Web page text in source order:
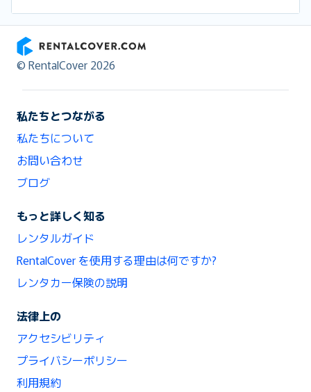
RentalCover
© RentalCover 2026
私たちとつながる
私たちについて
お問い合わせ
ブログ
もっと詳しく知る
レンタルガイド
RentalCover を使用する理由は何ですか?
レンタカー保険の説明
法律上の
アクセシビリティ
プライバシーポリシー
利用規約